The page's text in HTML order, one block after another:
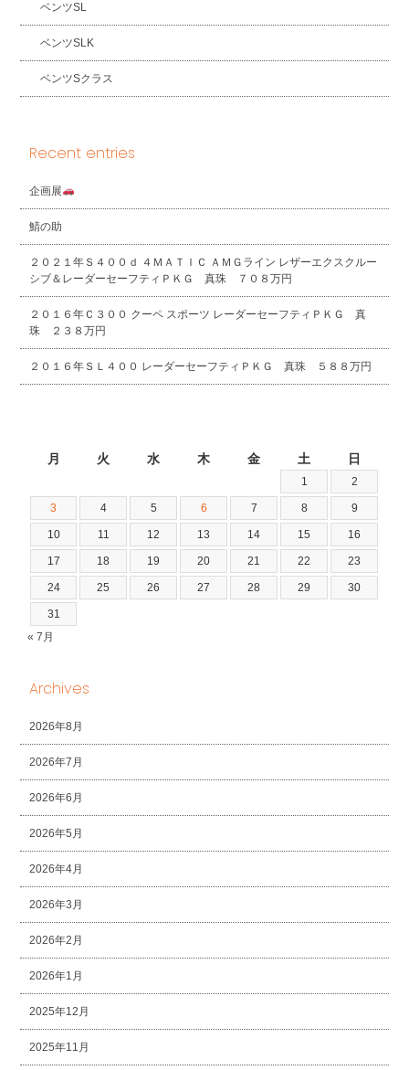
ベンツSL
ベンツSLK
ベンツSクラス
Recent entries
企画展
鯖の助
２０２１年Ｓ４００ｄ ４ＭＡＴＩＣ ＡＭＧライン レザーエクスクルー
シブ＆レーダーセーフティＰＫＧ 真珠 ７０８万円
２０１６年Ｃ３００ クーペ スポーツ レーダーセーフティＰＫＧ 真
珠 ２３８万円
２０１６年ＳＬ４００ レーダーセーフティＰＫＧ 真珠 ５８８万円
月 火 水 木 金 土 日
1 2
3 4 5 6 7 8 9
10 11 12 13 14 15 16
17 18 19 20 21 22 23
24 25 26 27 28 29 30
31
« 7月
Archives
2026年8月
2026年7月
2026年6月
2026年5月
2026年4月
2026年3月
2026年2月
2026年1月
2025年12月
2025年11月